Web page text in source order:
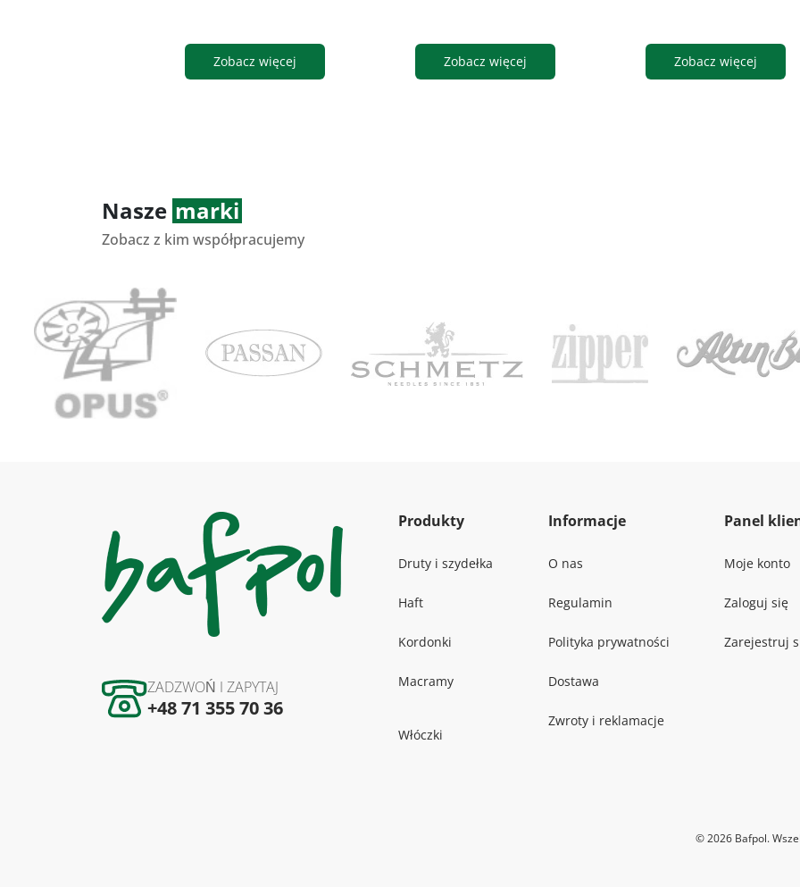
Zobacz więcej Zobacz więcej Zobacz więcej
Nasze marki
Zobacz z kim współpracujemy
ZADZWOŃ I ZAPYTAJ
+48 71 355 70 36
Produkty
Druty i szydełka
Haft
Kordonki
Macramy
Włóczki
Informacje
O nas
Regulamin
Polityka prywatności
Dostawa
Zwroty i reklamacje
Panel
Moje konto
Zaloguj się
Zarejestruj
© 2026 Bafpol.